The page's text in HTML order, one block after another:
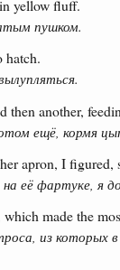
yellow fluff.
пушком.
hatch.
then another,
ещё, кормя
apron, I figured,
её фартуке, я
made the
из которых в